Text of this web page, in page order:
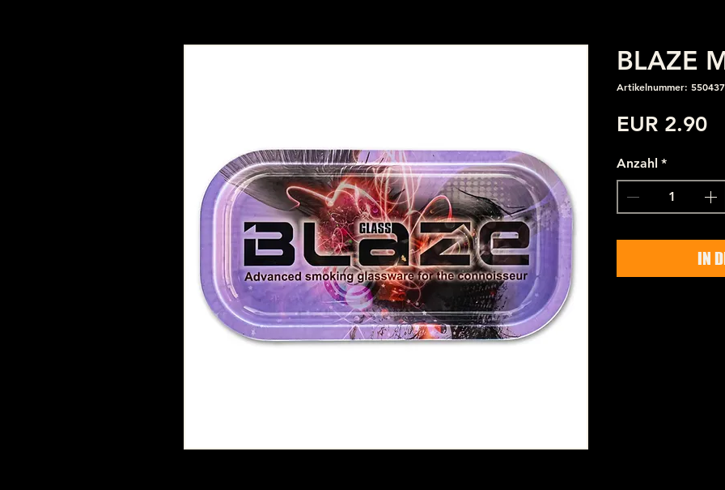
BLAZE
Artikelnummer: 550437
EUR 2.90
Anzahl *
IN